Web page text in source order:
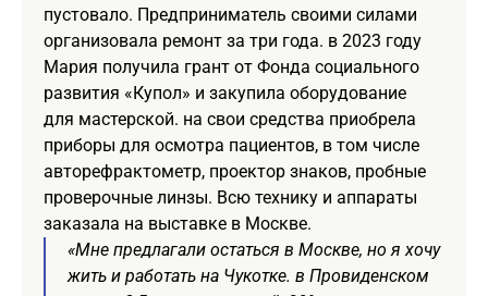
пустовало. Предприниматель своими силами
организовала ремонт за три года. в 2023 году
Мария получила грант от Фонда социального
развития «Купол» и закупила оборудование
для мастерской. на свои средства приобрела
приборы для осмотра пациентов, в том числе
авторефрактометр, проектор знаков, пробные
проверочные линзы. Всю технику и аппараты
заказала на выставке в Москве.
«Мне предлагали остаться в Москве, но я хочу
жить и работать на Чукотке. в Провиденском